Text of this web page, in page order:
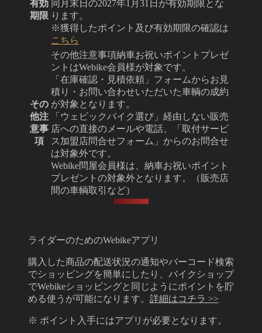
有効
期限
同月末日の2027年1月31日が有効期限とな
ります。
※獲得したポイント及び有効期限の確認は
こちら
その
他注
意事
項
その他注意事項納車お祝いポイントプレゼ
ントはWebike会員様が対象です。
「在庫確認・見積依頼」フォームからお見
積り・お問い合わせいただいた車輌の成約
が対象となります。
「ウェビックバイク選び」経由しない販売
店への直接のメールや電話、「取付サービ
ス加盟店問合せフォーム」からのお問合せ
は対象外です。
Webike問屋会員様は、納車お祝いポイント
プレゼントの対象外となります。（販売店
間の車輌取引など）
ライダーのためのWebikeアプリ
購入した商品の配送状況の通知やバーコード検索
でショッピングを簡単にしたり、バイクショップ
でWebikeショッピングと同じようにポイントを貯
める使うが可能になります。 詳細はコチラ >>
※ ポイント入手にはアプリが必要となります。